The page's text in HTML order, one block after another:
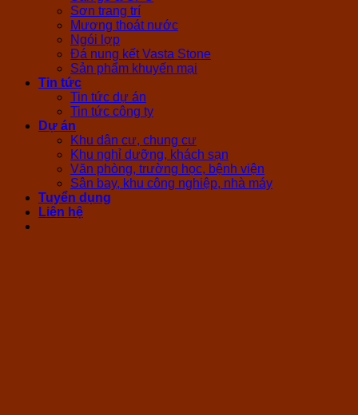
Sơn trang trí
Mương thoát nước
Ngói lợp
Đá nung kết Vasta Stone
Sản phẩm khuyến mại
Tin tức
Tin tức dự án
Tin tức công ty
Dự án
Khu dân cư, chung cư
Khu nghỉ dưỡng, khách sạn
Văn phòng, trường học, bệnh viện
Sân bay, khu công nghiệp, nhà máy
Tuyển dụng
Liên hệ